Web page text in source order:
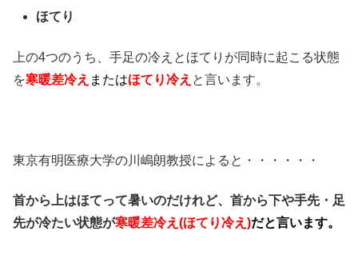
ほてり
上の4つのうち、手足の冷えとほてりが同時に起こる状態
を寒暖差冷え またはほてり冷え と言います。
東京有明医療大学の川嶋朗教授によると・・・・・・
首から上はほてって暑いのだけれど、首から下や手先・足
先が冷たい状態が寒暖差冷え(ほてり冷え)だと言います。